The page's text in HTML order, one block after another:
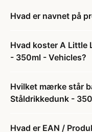
Hvad er navnet på
Hvad koster A Little
- 350ml - Vehicles?
Hvilket mærke står
Ståldrikkedunk -
Hvad er EAN /